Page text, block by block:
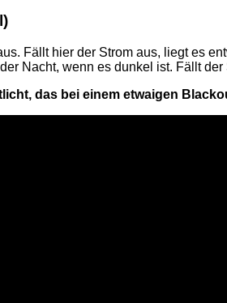
Fällt hier der Strom aus, liegt es
Nacht, wenn es dunkel ist. Fällt
das bei einem etwaigen